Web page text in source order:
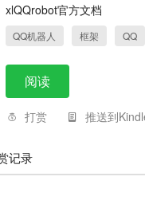
xlQQrobot官方文档
QQ机器人 框架 QQ
阅读
打赏 推送到
记录